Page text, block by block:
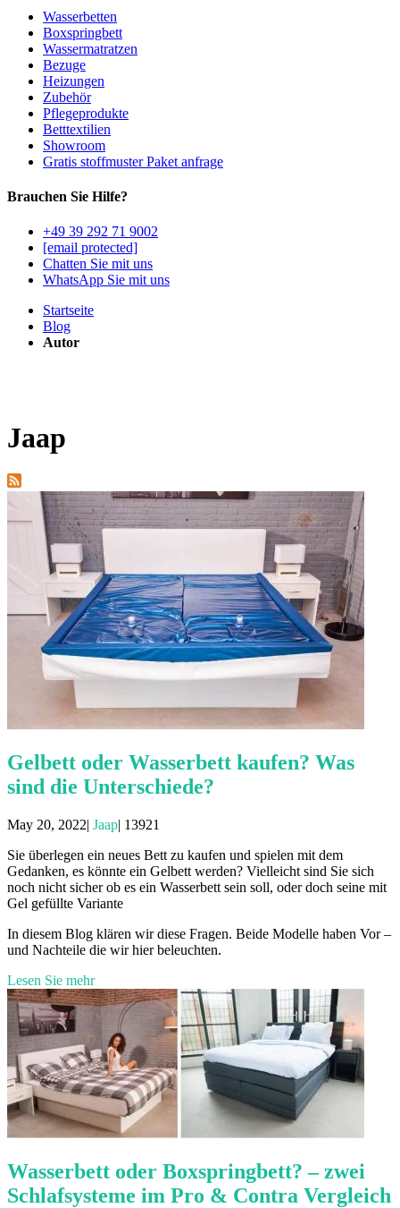
Wasserbetten
Boxspringbett
Wassermatratzen
Bezuge
Heizungen
Zubehör
Pflegeprodukte
Betttextilien
Showroom
Gratis stoffmuster Paket anfrage
Brauchen Sie Hilfe?
+49 39 292 71 9002
[email protected]
Chatten Sie mit uns
WhatsApp Sie mit uns
Startseite
Blog
Autor
Jaap
Gelbett oder Wasserbett kaufen? Was
sind die Unterschiede?
May 20, 2022| Jaap| 13921
Sie überlegen ein neues Bett zu kaufen und spielen mit dem
Gedanken, es könnte ein Gelbett werden? Vielleicht sind Sie sich
noch nicht sicher ob es ein Wasserbett sein soll, oder doch seine mit
Gel gefüllte Variante
In diesem Blog klären wir diese Fragen. Beide Modelle haben Vor –
und Nachteile die wir hier beleuchten.
Lesen Sie mehr
Wasserbett oder Boxspringbett? – zwei
Schlafsysteme im Pro & Contra Vergleich